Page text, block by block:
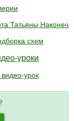
Татьяны
схем
уроки
урок